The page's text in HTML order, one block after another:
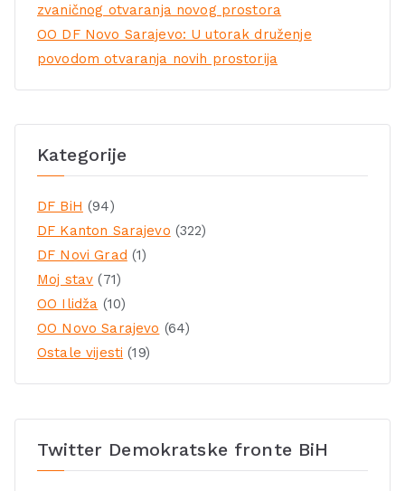
zvaničnog otvaranja novog prostora
OO DF Novo Sarajevo: U utorak druženje
povodom otvaranja novih prostorija
Kategorije
DF BiH (94)
DF Kanton Sarajevo (322)
DF Novi Grad (1)
Moj stav (71)
OO Ilidža (10)
OO Novo Sarajevo (64)
Ostale vijesti (19)
Twitter Demokratske fronte BiH